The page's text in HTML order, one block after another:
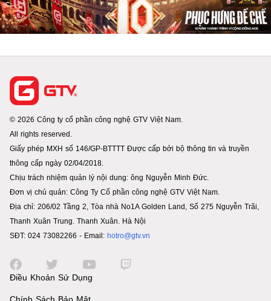
© 2026 Công ty cổ phần công nghệ GTV Việt Nam.
All rights reserved.
Giấy phép MXH số 146/GP-BTTTT Được cấp bởi bộ thông tin và truyền
thông cấp ngày 02/04/2018.
Chịu trách nhiệm quản lý nội dung: ông Nguyễn Minh Đức.
Đơn vị chủ quản: Công Ty Cổ phần công nghệ GTV Việt Nam.
Địa chỉ: 206/02 Tầng 2, Tòa nhà No1A Golden Land, Số 275 Nguyễn Trãi,
Thanh Xuân Trung. Thanh Xuân. Hà Nội
SĐT: 024 73082266 - Email: hotro@gtv.vn
Điều Khoản Sử Dụng
Chính Sách Bảo Mật